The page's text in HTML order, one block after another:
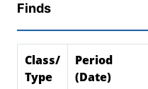
Finds
Class/
Type
Period
(Date)